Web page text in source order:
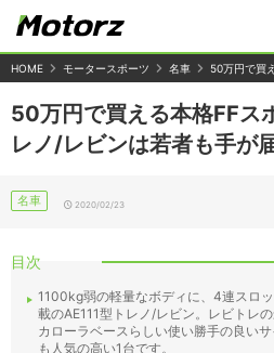
HOME モータースポーツ 名車 50万円で買
50万円で買える本格FFス
レノ/レビンは若者も手が
名車 2020/02/23
目次
1100kg弱の軽量なボディに、4連スロ
載のAE111型トレノ/レビン。レビトレ
カローラベースらしい使い勝手の良い
も人気の高い1台です。